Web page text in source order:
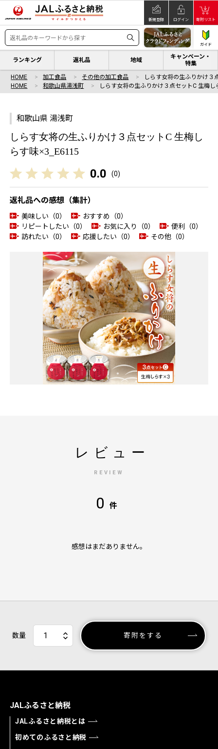
新規登録 ログイン 寄附リスト
ガイド
ランキング 返礼品 地域
キャンペーン・
特集
HOME 加工食品 その他の加工食品
しらす女将の生ふりかけ３
HOME
和歌山県湯浅町 しらす女将の生ふりかけ３点セットC 生梅
和歌山県 湯浅町
しらす女将の生ふりかけ３点セットC 生梅し
らす味×3_E6115
0.0 (0)
返礼品への感想（集計）
美味しい（0）
おすすめ（0）
リピートしたい（0）
お気に入り（0）
便利（0）
訪れたい（0）
応援したい（0） その他（0）
レビュー
REVIEW
0 件
感想はまだありません。
数量 寄附をする
JALふるさと納税
JALふるさと納税とは
初めてのふるさと納税